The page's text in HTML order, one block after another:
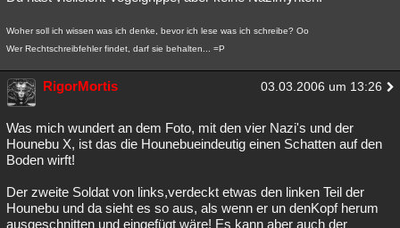
Woher soll ich wissen was ich denke, bevor ich lese was ich schreibe? Oo
Wer Rechtschreibfehler findet, darf sie behalten... =P
RigorMortis 03.03.2006 um 13:26
Was mich wundert an dem Foto, mit den vier Nazi's und der
Hounebu X, ist das die Hounebueindeutig einen Schatten auf den
Boden wirft!
Der zweite Soldat von links,verdeckt etwas den linken Teil der
Hounebu und da sieht es so aus, als wenn er un denKopf herum
ausgeschnitten und eingefügt wäre! Es kann aber auch der